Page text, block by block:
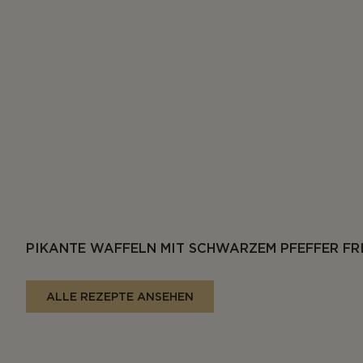
PIKANTE WAFFELN MIT SCHWARZEM PFEFFER
ALLE REZEPTE ANSEHEN